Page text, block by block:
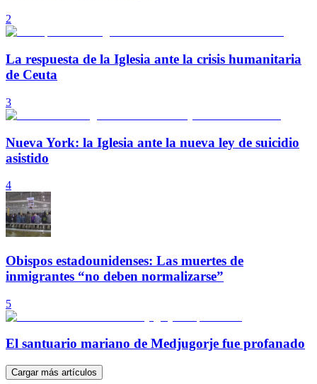
2
La respuesta de la Iglesia ante la crisis humanitaria
de Ceuta
3
Nueva York: la Iglesia ante la nueva ley de suicidio
asistido
4
Obispos estadounidenses: Las muertes de
inmigrantes “no deben normalizarse”
5
El santuario mariano de Medjugorje fue profanado
Cargar más artículos